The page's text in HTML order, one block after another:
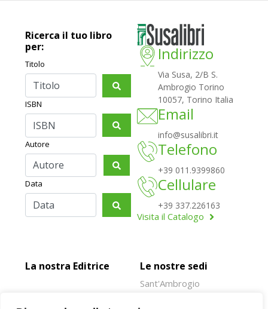
Ricerca il tuo libro
per:
Titolo
ISBN
Autore
Data
Indirizzo
Via Susa, 2/B S.
Ambrogio Torino
10057, Torino Italia
Email
info@susalibri.it
Telefono
+39 011.9399860
Cellulare
+39 337.226163
Visita il Catalogo
La nostra Editrice Le nostre sedi
Sant'Ambrogio